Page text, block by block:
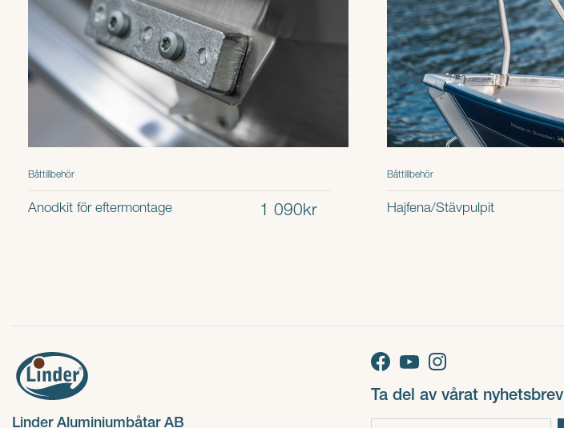
Båttillbehör
Anodkit för eftermontage 1 090kr
Båttillbehör
Hajfena/Stävpulpit
Linder Aluminiumbåtar AB
Ta del av vårat nyhetsbrev